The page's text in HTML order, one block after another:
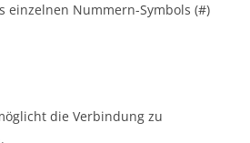
einzelnen Nummern-Symbols (#)
die Verbindung zu